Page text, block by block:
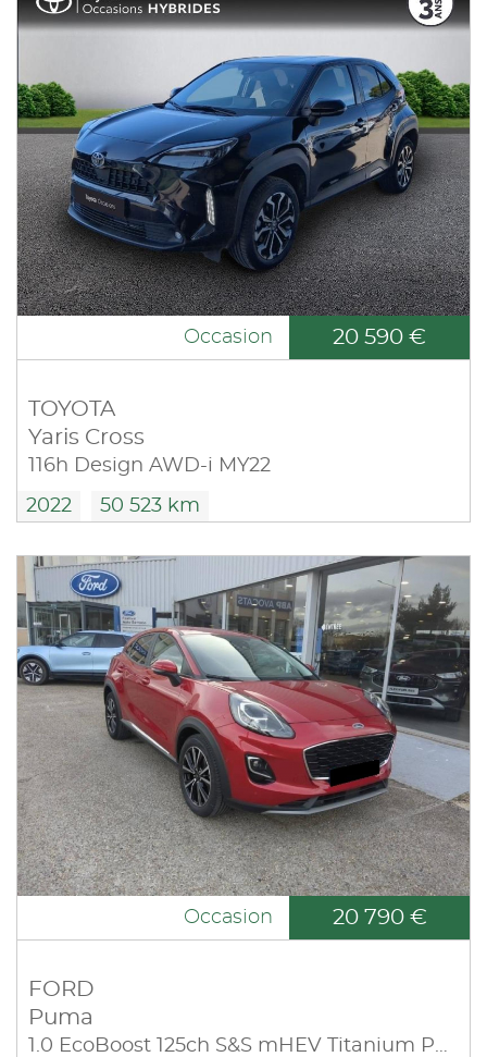
Occasion 20 590 €
TOYOTA
Yaris Cross
116h Design AWD-i MY22
2022 50 523 km
Occasion 20 790 €
FORD
Puma
1.0 EcoBoost 125ch S&S mHEV Titanium Powershift